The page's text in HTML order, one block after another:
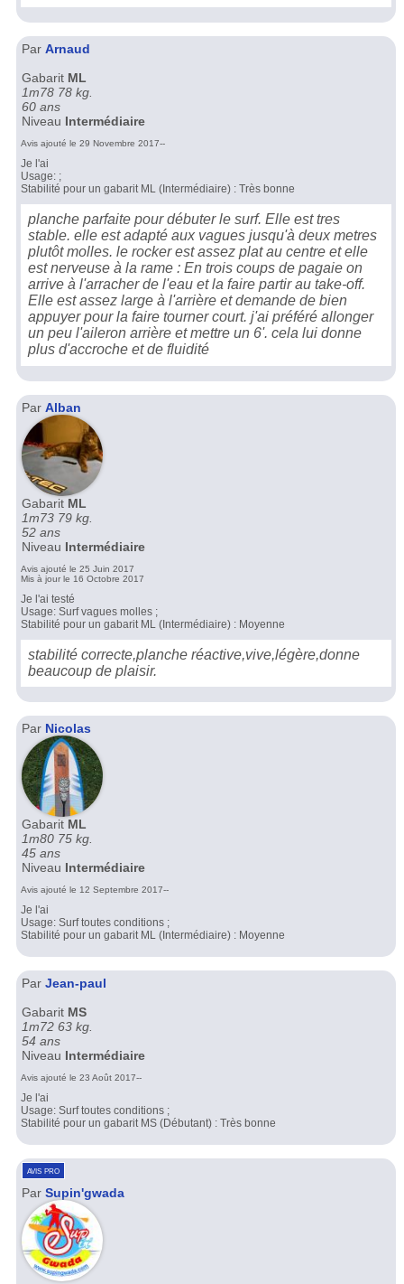
Par Arnaud
Gabarit ML
1m78 78 kg.
60 ans
Niveau Intermédiaire
Avis ajouté le 29 Novembre 2017--
Je l'ai
Usage: ;
Stabilité pour un gabarit ML (Intermédiaire) : Très bonne
planche parfaite pour débuter le surf. Elle est tres
stable. elle est adapté aux vagues jusqu'à deux metres
plutôt molles. le rocker est assez plat au centre et elle
est nerveuse à la rame : En trois coups de pagaie on
arrive à l'arracher de l'eau et la faire partir au take-off.
Elle est assez large à l'arrière et demande de bien
appuyer pour la faire tourner court. j'ai préféré allonger
un peu l'aileron arrière et mettre un 6'. cela lui donne
plus d'accroche et de fluidité
Par Alban
Gabarit ML
1m73 79 kg.
52 ans
Niveau Intermédiaire
Avis ajouté le 25 Juin 2017
Mis à jour le 16 Octobre 2017
Je l'ai testé
Usage: Surf vagues molles ;
Stabilité pour un gabarit ML (Intermédiaire) : Moyenne
stabilité correcte,planche réactive,vive,légère,donne
beaucoup de plaisir.
Par Nicolas
Gabarit ML
1m80 75 kg.
45 ans
Niveau Intermédiaire
Avis ajouté le 12 Septembre 2017--
Je l'ai
Usage: Surf toutes conditions ;
Stabilité pour un gabarit ML (Intermédiaire) : Moyenne
Par Jean-paul
Gabarit MS
1m72 63 kg.
54 ans
Niveau Intermédiaire
Avis ajouté le 23 Août 2017--
Je l'ai
Usage: Surf toutes conditions ;
Stabilité pour un gabarit MS (Débutant) : Très bonne
avis pro
Par Supin'gwada